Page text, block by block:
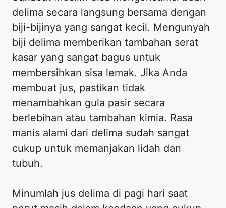
delima secara langsung bersama dengan
biji-bijinya yang sangat kecil. Mengunyah
biji delima memberikan tambahan serat
kasar yang sangat bagus untuk
membersihkan sisa lemak. Jika Anda
membuat jus, pastikan tidak
menambahkan gula pasir secara
berlebihan atau tambahan kimia. Rasa
manis alami dari delima sudah sangat
cukup untuk memanjakan lidah dan
tubuh.
Minumlah jus delima di pagi hari saat